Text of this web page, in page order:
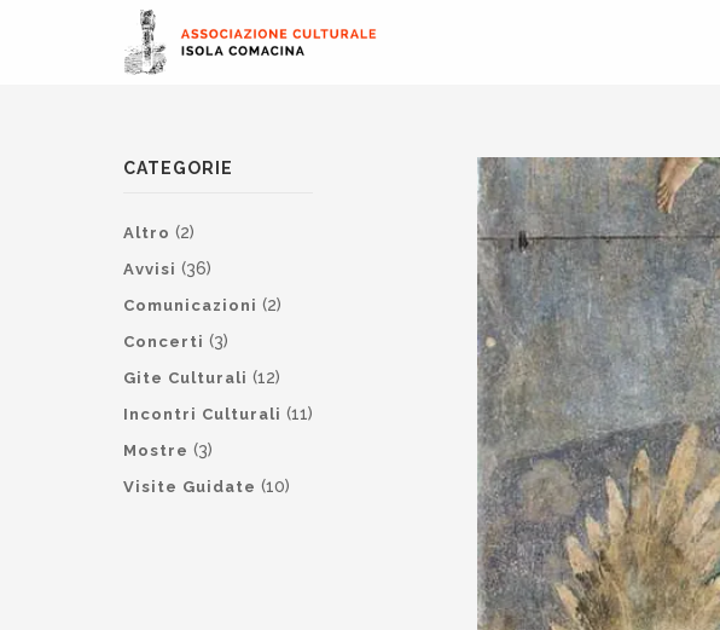
CATEGORIE
Altro (2)
Avvisi (36)
Comunicazioni (2)
Concerti (3)
Gite Culturali (12)
Incontri Culturali (11)
Mostre (3)
Visite Guidate (10)